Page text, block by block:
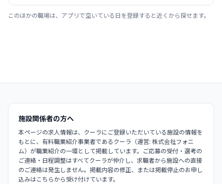
このほかの職場は、アプリで空いている日を登録すると近くから探せます。
施設関係者の方へ
本ページの求人情報は、クーラにご登録いただいている施設の情報を
もとに、有料職業紹介事業者であるクーラ（運営: 株式会社フォニ
ム）が職業紹介の一環として掲載しています。ご応募の受付・選考の
ご連絡・日程調整はすべてクーラが仲介し、求職者から施設への直接
のご連絡は発生しません。掲載内容の修正、または掲載停止のお申し
込みはこちらから受け付けています。